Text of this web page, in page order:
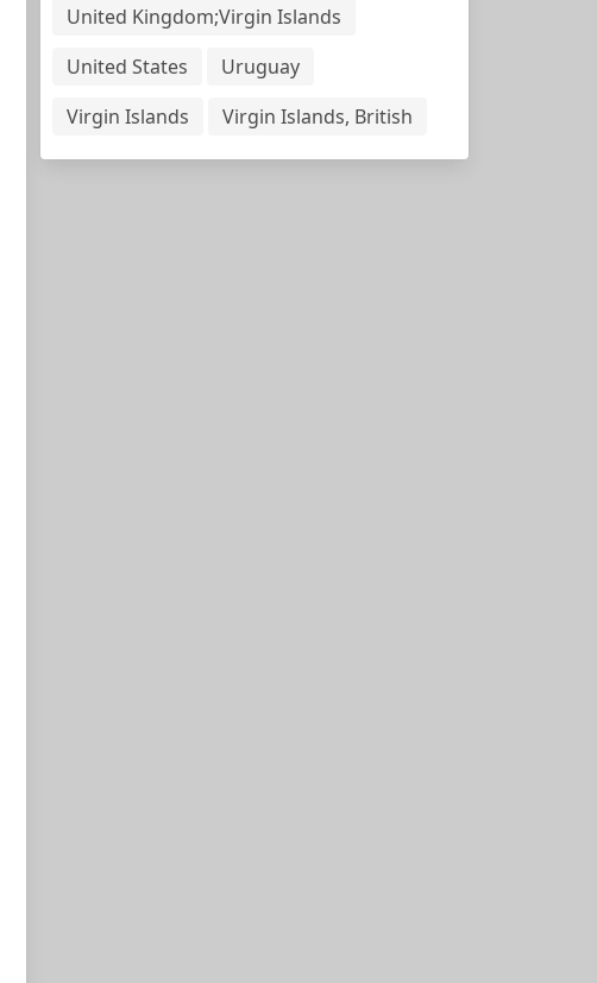
United Kingdom;Virgin Islands
United States
Uruguay
Virgin Islands
Virgin Islands, British